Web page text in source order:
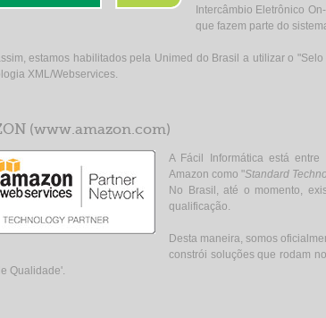
Intercâmbio Eletrônico
que fazem parte do
estamos habilitados pela Unimed do Brasil a utilizar o
XML/Webservices.
(www.amazon.com)
A Fácil Informática está
Amazon como "Standard
No Brasil, até o momento,
qualificação.
Desta maneira, somos
constrói soluções que rodam
Qualidade'.